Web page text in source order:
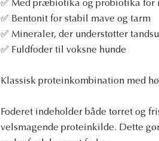
✅ Med præbiotika og probiotika for
✅ Bentonit for stabil mave og tarm
✅ Mineraler, der understøtter
✅ Fuldfoder til voksne hunde
Klassisk proteinkombination med
Foderet indeholder både tørret og
velsmagende proteinkilde. Dette